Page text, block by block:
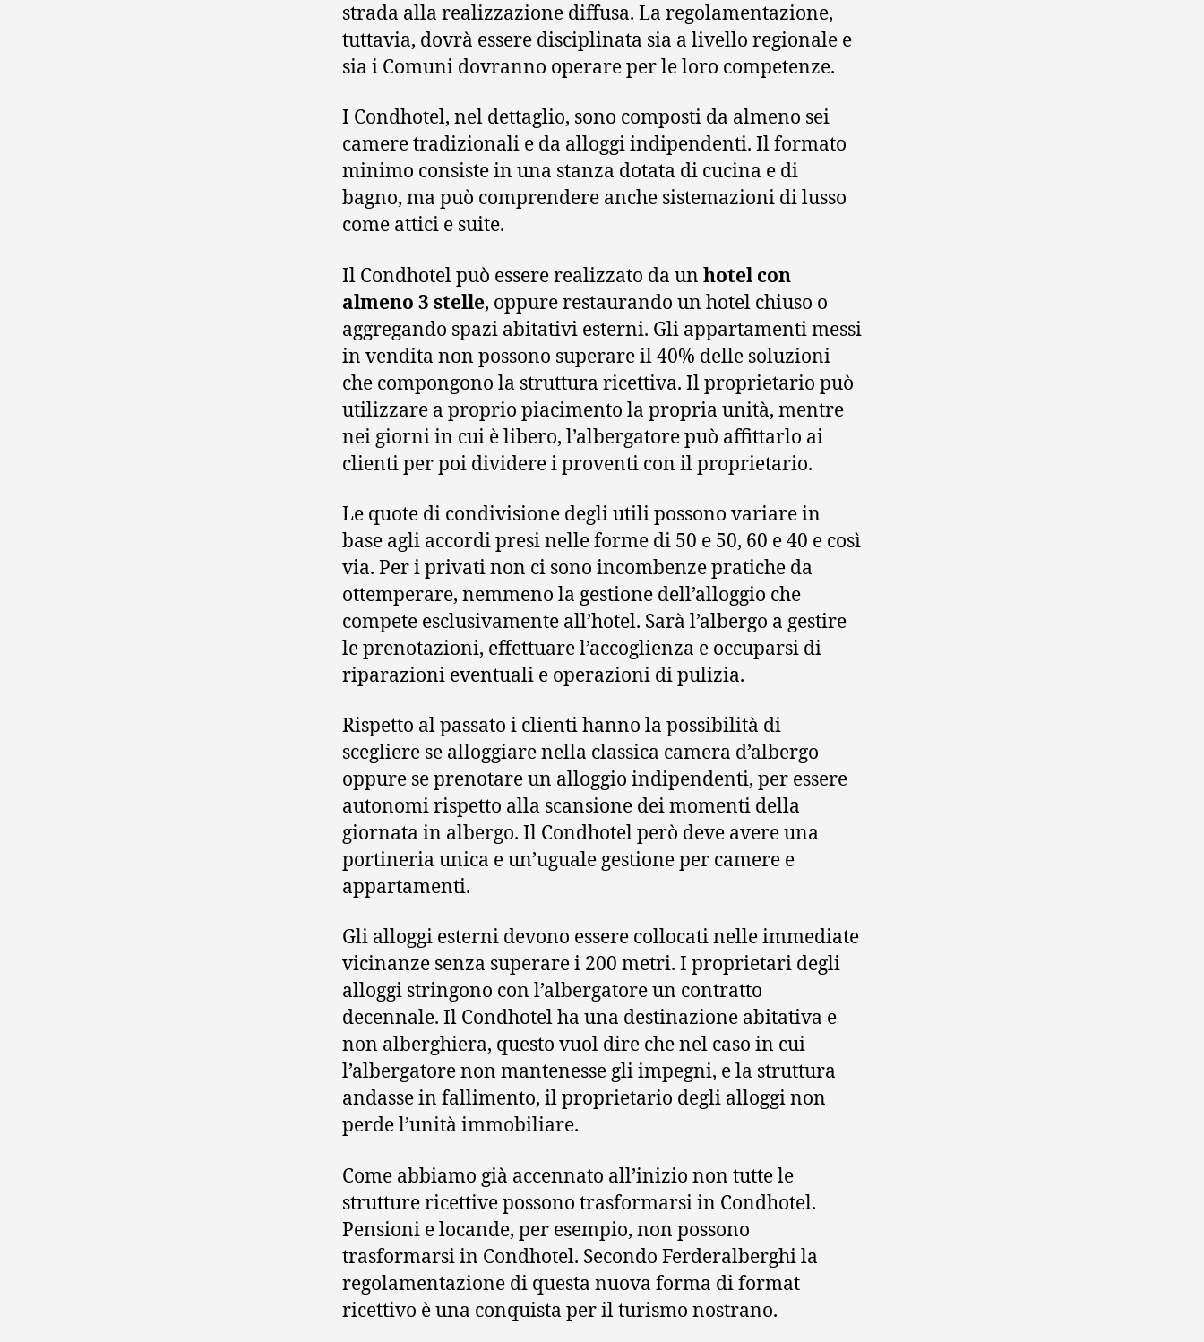
strada alla realizzazione diffusa. La regolamentazione,
tuttavia, dovrà essere disciplinata sia a livello regionale e
sia i Comuni dovranno operare per le loro competenze.
I Condhotel, nel dettaglio, sono composti da almeno sei
camere tradizionali e da alloggi indipendenti. Il formato
minimo consiste in una stanza dotata di cucina e di
bagno, ma può comprendere anche sistemazioni di lusso
come attici e suite.
Il Condhotel può essere realizzato da un hotel con
almeno 3 stelle, oppure restaurando un hotel chiuso o
aggregando spazi abitativi esterni. Gli appartamenti messi
in vendita non possono superare il 40% delle soluzioni
che compongono la struttura ricettiva. Il proprietario può
utilizzare a proprio piacimento la propria unità, mentre
nei giorni in cui è libero, l’albergatore può affittarlo ai
clienti per poi dividere i proventi con il proprietario.
Le quote di condivisione degli utili possono variare in
base agli accordi presi nelle forme di 50 e 50, 60 e 40 e così
via. Per i privati non ci sono incombenze pratiche da
ottemperare, nemmeno la gestione dell’alloggio che
compete esclusivamente all’hotel. Sarà l’albergo a gestire
le prenotazioni, effettuare l’accoglienza e occuparsi di
riparazioni eventuali e operazioni di pulizia.
Rispetto al passato i clienti hanno la possibilità di
scegliere se alloggiare nella classica camera d’albergo
oppure se prenotare un alloggio indipendenti, per essere
autonomi rispetto alla scansione dei momenti della
giornata in albergo. Il Condhotel però deve avere una
portineria unica e un’uguale gestione per camere e
appartamenti.
Gli alloggi esterni devono essere collocati nelle immediate
vicinanze senza superare i 200 metri. I proprietari degli
alloggi stringono con l’albergatore un contratto
decennale. Il Condhotel ha una destinazione abitativa e
non alberghiera, questo vuol dire che nel caso in cui
l’albergatore non mantenesse gli impegni, e la struttura
andasse in fallimento, il proprietario degli alloggi non
perde l’unità immobiliare.
Come abbiamo già accennato all’inizio non tutte le
strutture ricettive possono trasformarsi in Condhotel.
Pensioni e locande, per esempio, non possono
trasformarsi in Condhotel. Secondo Ferderalberghi la
regolamentazione di questa nuova forma di format
ricettivo è una conquista per il turismo nostrano.